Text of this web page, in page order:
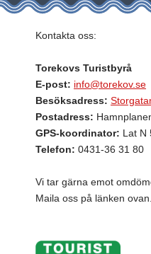
Kontakta oss:
Torekovs Turistbyrå
E-post: info@torekov.se
Besöksadress:
Postadress:
GPS-koordinator: Lat N
Telefon: 0431-36 31 80
Vi tar gärna emot
Maila oss på länken ovan.